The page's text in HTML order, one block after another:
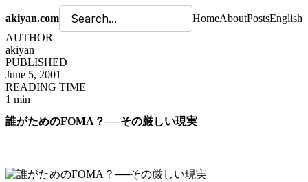
akiyan.com HomeAboutPostsEnglish
AUTHOR
akiyan
PUBLISHED
June 5, 2001
READING TIME
1 min
誰がためのFOMA？──その厳しい現実